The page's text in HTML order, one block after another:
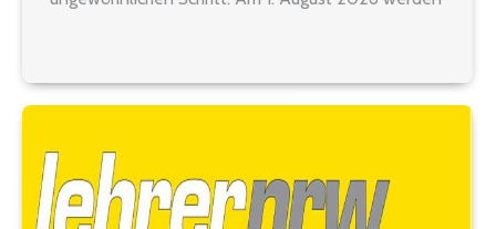
Eingangsbesoldung für alle…